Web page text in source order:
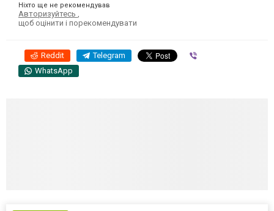
Ніхто ще не рекомендував
Авторизуйтесь
щоб оцінити і порекомендувати
Reddit Telegram
WhatsApp